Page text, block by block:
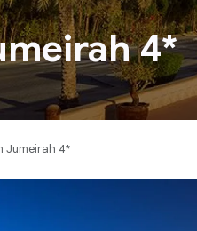
4*
Jumeirah 4*